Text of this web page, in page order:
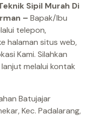
Sipil Murah Di
– Bapak/Ibu
telepon,
halaman situs web,
Kami. Silahkan
melalui kontak
Batujajar
Kec. Padalarang,